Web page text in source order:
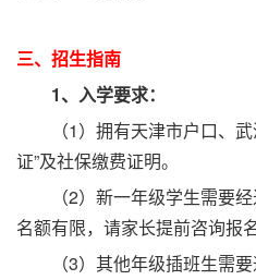
三、招生指南
1、入学要求：
（1）拥有天津市户口、武
证”及社保缴费证明。
（2）新一年级学生需要经
名额有限，请家长提前咨询报名
（3）其他年级插班生需要